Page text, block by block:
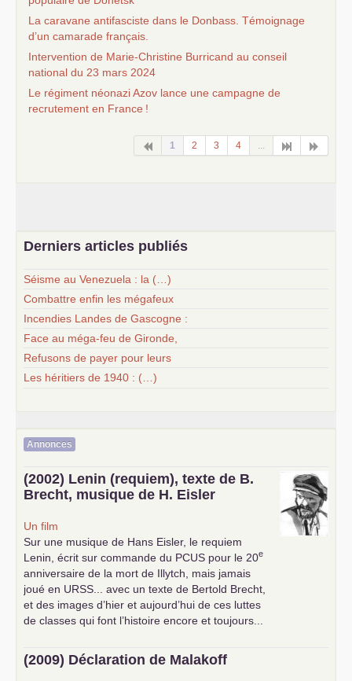
La caravane antifasciste dans le Donbass. Témoignage
d’un camarade français.
Intervention de Marie-Christine Burricand au conseil
national du 23 mars 2024
Le régiment néonazi Azov lance une campagne de
recrutement en France !
1 2 3 4
Derniers articles publiés
Séisme au Venezuela : la (…)
Combattre enfin les mégafeux
Incendies Landes de Gascogne :
Face au méga-feu de Gironde,
Refusons de payer pour leurs
Les héritiers de 1940 : (…)
Annonces
(2002) Lenin (requiem), texte de B.
Brecht, musique de H. Eisler
Un film
Sur une musique de Hans Eisler, le requiem
Lenin, écrit sur commande du PCUS pour le 20e
anniversaire de la mort de Illytch, mais jamais
joué en URSS ... avec un texte de Bertold Brecht,
et des images d’hier et aujourd’hui de ces luttes
de classes qui font l’histoire encore et toujours...
(2009) Déclaration de Malakoff